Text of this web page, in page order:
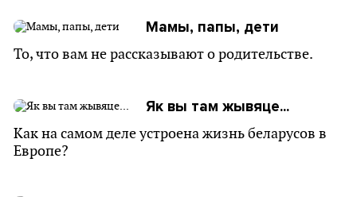
Мамы, папы, дети
То, что вам не рассказывают о родительстве.
Як вы там жывяце...
Как на самом деле устроена жизнь беларусов в
Европе?